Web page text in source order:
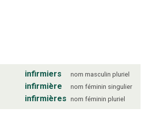
infirmiers nom masculin pluriel
infirmière nom féminin singulier
infirmières nom féminin pluriel